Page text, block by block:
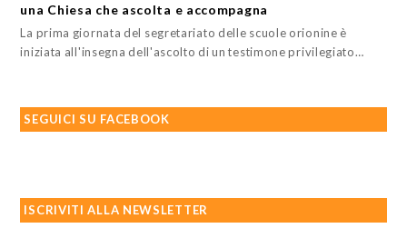
una Chiesa che ascolta e accompagna
La prima giornata del segretariato delle scuole orionine è
iniziata all'insegna dell'ascolto di un testimone privilegiato…
SEGUICI SU FACEBOOK
ISCRIVITI ALLA NEWSLETTER